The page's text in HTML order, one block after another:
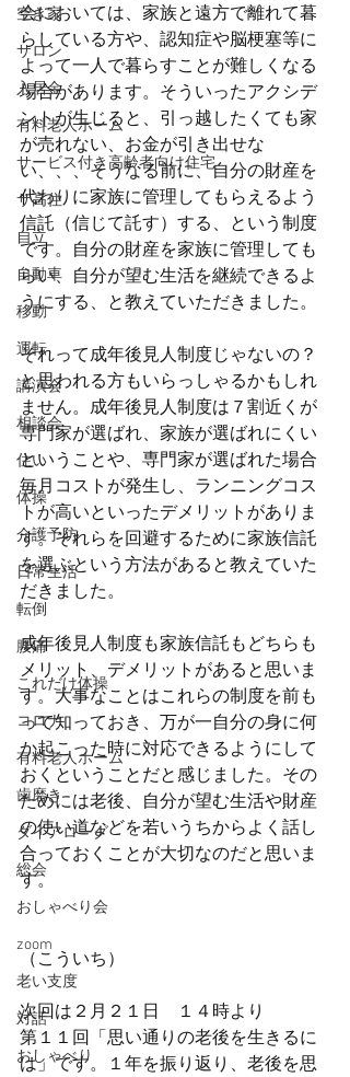
空き家
サロン
入居金
有料老人ホーム
サービス付き高齢者向け住宅
サ高住
自立
自動車
移動
運転
講演会
相談会
住い
体操
介護予防
日常生活
転倒
腰痛
これだけ体操
コロナ
有料老人ホーム
歯磨き
ダイアローグ
総会
おしゃべり会
zoom
老い支度
対話
おしゃべり
会においては、家族と遠方で離れて暮
らしている方や、認知症や脳梗塞等に
よって一人で暮らすことが難しくなる
場合があります。そういったアクシデ
ントが生じると、引っ越したくても家
が売れない、お金が引き出せな
い、、、そうなる前に、自分の財産を
代わりに家族に管理してもらえるよう
信託（信じて託す）する、という制度
です。自分の財産を家族に管理しても
らい、自分が望む生活を継続できるよ
うにする、と教えていただきました。
それって成年後見人制度じゃないの？
と思われる方もいらっしゃるかもしれ
ません。成年後見人制度は７割近くが
専門家が選ばれ、家族が選ばれにくい
ということや、専門家が選ばれた場合
毎月コストが発生し、ランニングコス
トが高いといったデメリットがありま
す。それらを回避するために家族信託
を選ぶという方法があると教えていた
だきました。
成年後見人制度も家族信託もどちらも
メリット、デメリットがあると思いま
す。大事なことはこれらの制度を前も
って知っておき、万が一自分の身に何
か起こった時に対応できるようにして
おくということだと感じました。その
ためには老後、自分が望む生活や財産
の使い道などを若いうちからよく話し
合っておくことが大切なのだと思いま
す。
（こういち）
次回は２月２１日　１４時より
第１１回「思い通りの老後を生きるに
は」です。１年を振り返り、老後を思